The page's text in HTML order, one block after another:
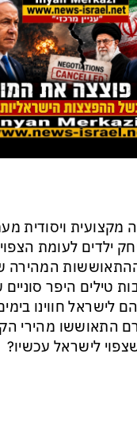
מקצועית ויסודית
ילדים לעומת
המהירה
טילים היפר
לישראל חווינו
התאוששו מהירי
לישראל עכשיו?